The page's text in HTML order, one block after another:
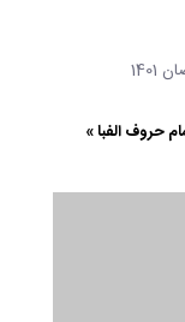
حروف الفبا »